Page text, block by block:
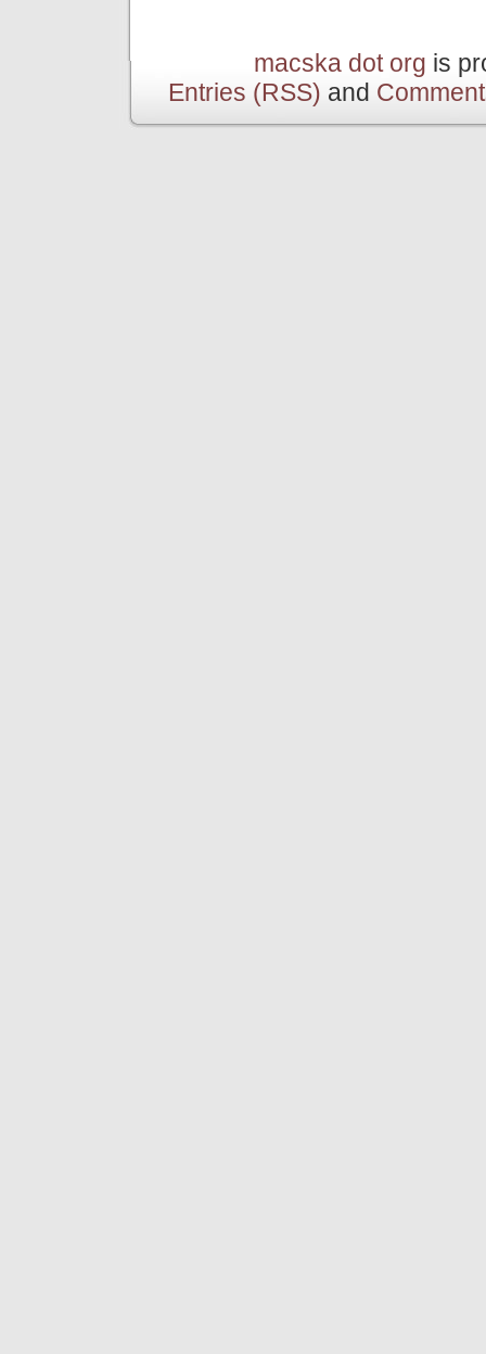
macska dot org is
Entries (RSS) and